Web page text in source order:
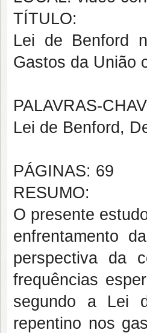
TÍTULO:
Lei de Benford
Gastos da União
PALAVRAS-
Lei de Benford,
PÁGINAS: 69
RESUMO:
O presente
enfrentamento
perspectiva da
frequências
segundo a Lei
repentino nos